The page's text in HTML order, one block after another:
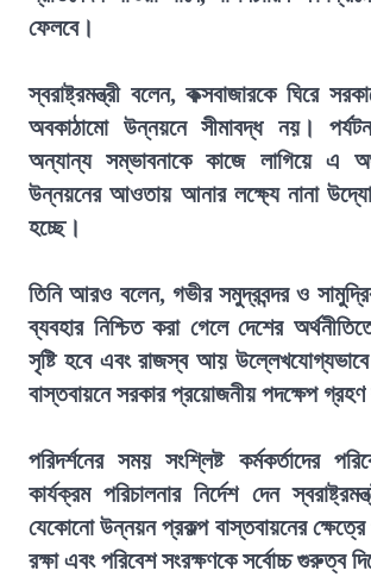
ফেলবে।
স্বরাষ্ট্রমন্ত্রী বলেন, কক্সবাজারকে ঘিরে
অবকাঠামো উন্নয়নে সীমাবদ্ধ নয়।
অন্যান্য সম্ভাবনাকে কাজে লাগিয়ে এ
উন্নয়নের আওতায় আনার লক্ষ্যে নানা
হচ্ছে।
তিনি আরও বলেন, গভীর সমুদ্রবন্দর ও
ব্যবহার নিশ্চিত করা গেলে দেশের
সৃষ্টি হবে এবং রাজস্ব আয়
বাস্তবায়নে সরকার প্রয়োজনীয় পদক্ষেপ
পরিদর্শনের সময় সংশ্লিষ্ট কর্মকর্তাদের
কার্যক্রম পরিচালনার নির্দেশ দেন
যেকোনো উন্নয়ন প্রকল্প বাস্তবায়নের
রক্ষা এবং পরিবেশ সংরক্ষণকে সর্বোচ্চ গুরুত্ব